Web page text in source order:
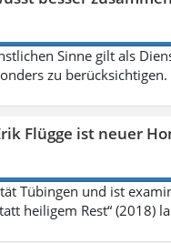
Sinne gilt als
zu berücksichtigen.
Flügge ist neuer
Tübingen und ist
heiligem Rest“ (2018)